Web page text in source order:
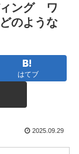
ィング ワ
のような
はてブ
2025.09.29